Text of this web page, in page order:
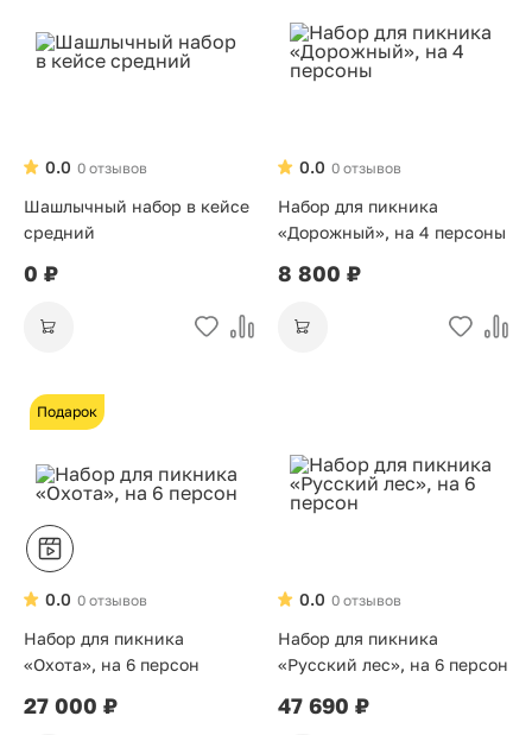
0 отзывов
0.0
Шашлычный набор в кейсе
средний
0 ₽
0 отзывов
0.0
Набор для пикника
«Дорожный», на 4 персоны
8 800 ₽
Подарок
0 отзывов
0.0
Набор для пикника
«Охота», на 6 персон
27 000 ₽
0 отзывов
0.0
Набор для пикника
«Русский лес», на 6 персон
47 690 ₽